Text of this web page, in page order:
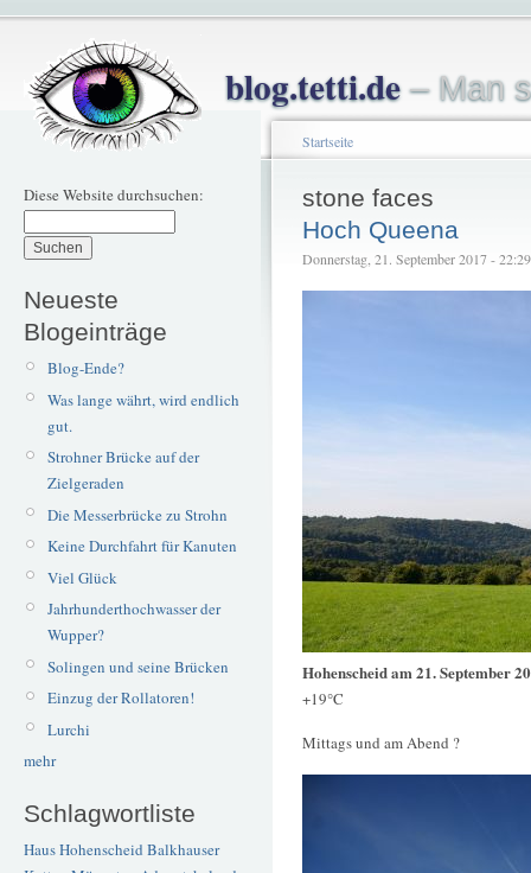
blog.tetti.de– Man
Diese Website durchsuchen:
Neueste
Blogeinträge
Blog-Ende?
Was lange währt, wird endlich
gut.
Strohner Brücke auf der
Zielgeraden
Die Messerbrücke zu Strohn
Keine Durchfahrt für Kanuten
Viel Glück
Jahrhunderthochwasser der
Wupper?
Solingen und seine Brücken
Einzug der Rollatoren!
Lurchi
mehr
Schlagwortliste
Haus Hohenscheid Balkhauser
Startseite
stone faces
Hoch Queena
Donnerstag, 21. September 2017 -
Hohenscheid am 21. September
+19°C
Mittags und am Abend ?